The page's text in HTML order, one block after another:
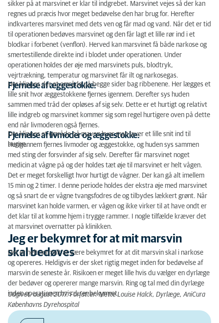
sikker på at marsvinet er klar til indgrebet. Marsvinet vejes så der kan
regnes ud præcis hvor meget bedøvelse den har brug for. Herefter
indkvarteres marsvinet med dets ven og får mad og vand. Når det er tid
til operationen bedøves marsvinet og den får lagt et lille rør ind i et
blodkar i forbenet (venflon). Herved kan marsvinet få både narkose og
smertestillende direkte ind i blodet under operationen. Under
operationen holdes der øje med marsvinets puls, blodtryk,
vejrtrækning, temperatur og marsvinet får ilt og narkosegas.
Fjernelse af æggestokke:
Her klippes der et område på begge sider bag ribbenene. Her lægges et
lille snit hvor æggestokkene fjernes igennem. Derefter sys huden
sammen med tråd der opløses af sig selv. Dette er et hurtigt og relativt
lille indgreb og marsvinet kommer sig som regel hurtigere oven på dette
end når livmoderen også fjernes.
Fjernelse af livmoder og æggestokke:
Der klippes et område på maven hvor man laver et lille snit ind til
bugen.
Herigennem fjernes livmoder og æggestokke, og huden sys sammen
med sting der forsvinder af sig selv. Derefter får marsvinet noget
medicin at vågne på og der holdes tæt øje til marsvinet er helt vågen.
Det er meget forskelligt hvor hurtigt de vågner. Der kan gå alt imellem
15 min og 2 timer. I denne periode holdes der ekstra øje med marsvinet
og så snart de er vågne tvangsfodres de og tilbydes lækkert grønt. Når
marsvinet kan holde varmen, er vågen og ikke virker til at have ondt er
det klar til at komme hjem i trygge rammer. I nogle tilfælde kræver det
at marsvinet overnatter på klinikken.
Jeg er bekymret for at mit marsvin
skal bedøves
Det er helt normalt at være bekymret for at dit marsvin skal i narkose
og opereres. Heldigvis er der sket rigtig meget inden for bedøvelse af
marsvin de seneste år. Risikoen er meget lille hvis du vælger en dyrlæge
der bedøver og opererer mange marsvin. Ring og tal med din dyrlæge
inden operationen hvis du er bekymret.
Udgivet: august 2017. Forfatter: Mette Louise Halck, Dyrlæge, AniCura
Københavns Dyrehospital